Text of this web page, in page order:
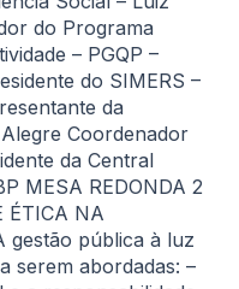
do Programa
– PGQP –
do SIMERS –
da
Coordenador
da Central
MESA REDONDA 2
ÉTICA NA
gestão pública à luz
serem abordadas: –